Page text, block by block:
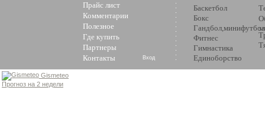
Прайс лист
Комментарии
Полезное
Где купить
Партнеры
Контакты
Баскетбол
Бокс
Гандбол,минифутбол
Фитнес
Гимнастика
Единоборство
Вход
Gismeteo
Прогноз на 2 недели